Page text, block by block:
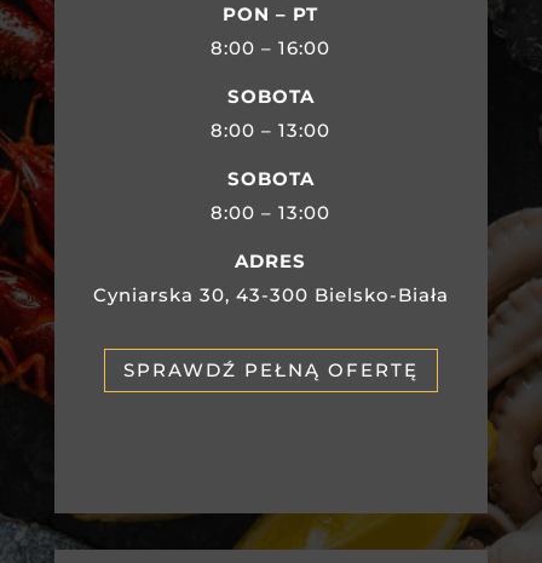
PON – PT
8:00 – 16:00
SOBOTA
8:00 – 13:00
SOBOTA
8:00 – 13:00
ADRES
Cyniarska 30, 43-300 Bielsko-Biała
SPRAWDŹ PEŁNĄ OFERTĘ